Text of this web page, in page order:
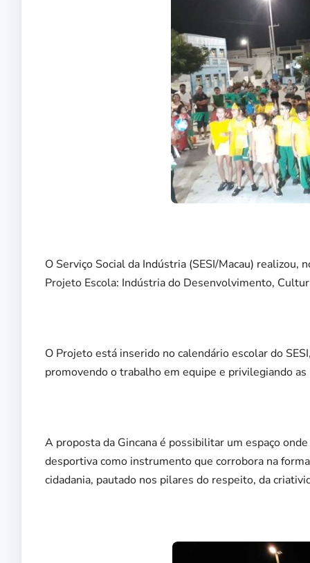
O Serviço Social da Indústria (SESI/Macau) realizou,
Projeto Escola: Indústria do Desenvolvimento,
O Projeto está inserido no calendário escolar do
promovendo o trabalho em equipe e privilegiando
A proposta da Gincana é possibilitar um espaço
desportiva como instrumento que corrobora na
cidadania, pautado nos pilares do respeito, da